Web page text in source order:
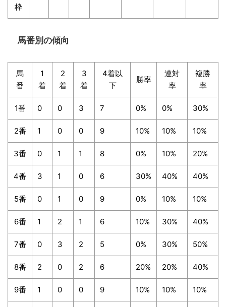
枠
馬番別の傾向
馬
番
1
着
2
着
3
着
4着以
下
勝率
連対
率
複勝
率
1番 0 0 3 7 0% 0% 30%
2番 1 0 0 9 10% 10% 10%
3番 0 1 1 8 0% 10% 20%
4番 3 1 0 6 30% 40% 40%
5番 0 1 0 9 0% 10% 10%
6番 1 2 1 6 10% 30% 40%
7番 0 3 2 5 0% 30% 50%
8番 2 0 2 6 20% 20% 40%
9番 1 0 0 9 10% 10% 10%